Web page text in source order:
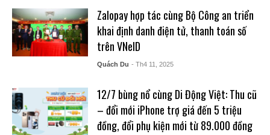
Zalopay hợp tác cùng Bộ Công an triển
khai định danh điện tử, thanh toán số
trên VNeID
Quách Du - Th4 11, 2025
12/7 bùng nổ cùng Di Động Việt: Thu cũ
– đổi mới iPhone trợ giá đến 5 triệu
đồng, đổi phụ kiện mới từ 89.000 đồng